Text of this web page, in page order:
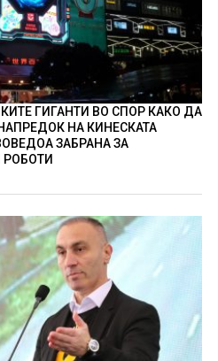
ГИГАНТИ ВО СПОР КАКО ДА
НА КИНЕСКАТА
ЗАБРАНА ЗА